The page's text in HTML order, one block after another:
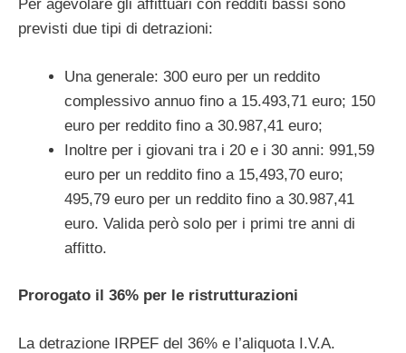
Per agevolare gli affittuari con redditi bassi sono
previsti due tipi di detrazioni:
Una generale: 300 euro per un reddito
complessivo annuo fino a 15.493,71 euro; 150
euro per reddito fino a 30.987,41 euro;
Inoltre per i giovani tra i 20 e i 30 anni: 991,59
euro per un reddito fino a 15,493,70 euro;
495,79 euro per un reddito fino a 30.987,41
euro. Valida però solo per i primi tre anni di
affitto.
Prorogato il 36% per le ristrutturazioni
La detrazione IRPEF del 36% e l’aliquota I.V.A.